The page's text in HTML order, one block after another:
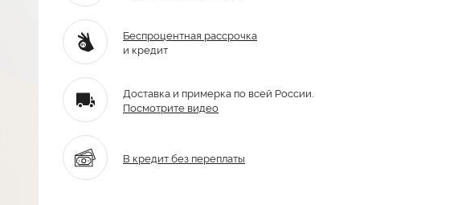
Беспроцентная рассрочка
и кредит
Доставка и примерка по всей России.
Посмотрите видео
В кредит без переплаты